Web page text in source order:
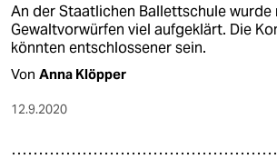
An der Staatlichen Ballettschule wurde
Gewaltvorwürfen viel aufgeklärt. Die
könnten entschlossener sein.
Von Anna Klöpper
12.9.2020